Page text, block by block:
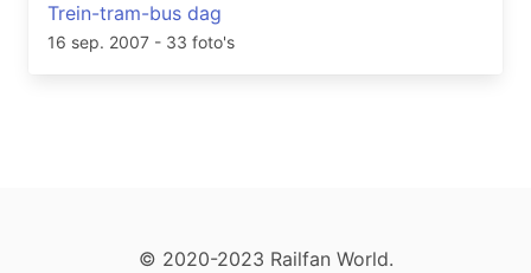
Trein-tram-bus dag
16 sep. 2007 - 33 foto's
© 2020-2023 Railfan World.